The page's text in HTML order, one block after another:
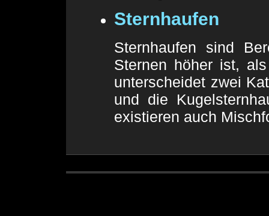
Sternhaufen
Sternhaufen sind
Sternen höher ist,
unterscheidet zwei
und die
existieren auch